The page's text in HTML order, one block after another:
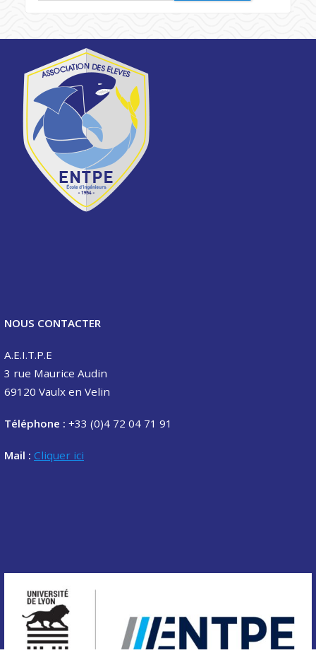
NOUS CONTACTER
A.E.I.T.P.E
3 rue Maurice Audin
69120 Vaulx en Velin
Téléphone : +33 (0)4 72 04 71 91
Mail : Cliquer ici